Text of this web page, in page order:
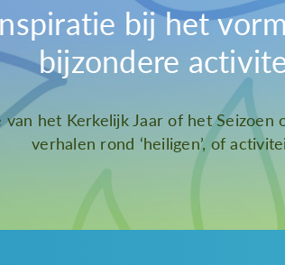
bij het
bijzondere
het Kerkelijk Jaar of het
verhalen rond ‘heiligen’, of